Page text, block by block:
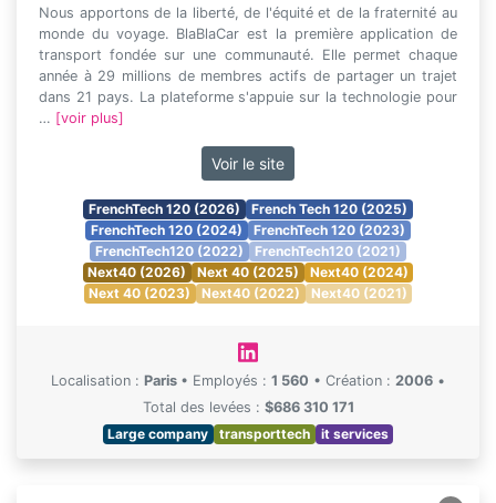
Nous apportons de la liberté, de l'équité et de la fraternité au
monde du voyage. BlaBlaCar est la première application de
transport fondée sur une communauté. Elle permet chaque
année à 29 millions de membres actifs de partager un trajet
dans 21 pays. La plateforme s'appuie sur la technologie pour
… [voir plus]
Voir le site
FrenchTech 120 (2026)
French Tech 120 (2025)
FrenchTech 120 (2024)
FrenchTech 120 (2023)
FrenchTech120 (2022)
FrenchTech120 (2021)
Next40 (2026)
Next 40 (2025)
Next40 (2024)
Next 40 (2023)
Next40 (2022) Next40 (2021)
Localisation : Paris • Employés : 1 560 • Création : 2006 •
Total des levées : $686 310 171
Large company
transporttech it services